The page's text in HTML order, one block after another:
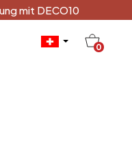
mit DECO10
0